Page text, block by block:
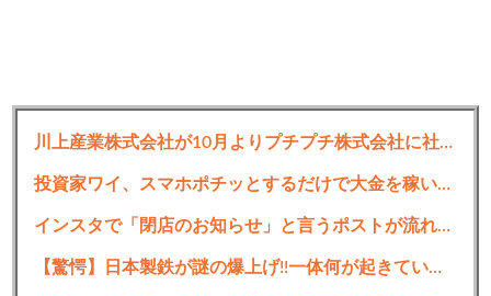
川上産業株式会社が10月よりプチプチ株式会社に社名変更
投資家ワイ、スマホポチッとするだけで大金を稼いでしまう
インスタで「閉店のお知らせ」と言うポストが流れてくるたびに思う事がコレ…
【驚愕】日本製鉄が謎の爆上げ!!一体何が起きているのか??